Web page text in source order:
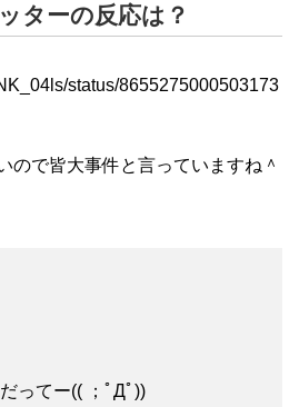
ターの反応は？
status/8655275000503173
ので皆大事件と言っていますね＾
ってー(( ；ﾟДﾟ))